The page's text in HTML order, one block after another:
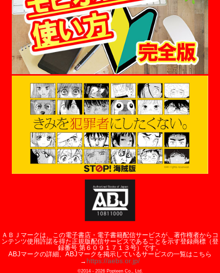
ＡＢＪマークは、この電子書店・電子書籍配信サービスが、著作権者からコ
ンテンツ使用許諾を得た正規版配信サービスであることを示す登録商標（登
録番号 第６０９１７１３号）です。
ABJマークの詳細、ABJマークを掲示しているサービスの一覧はこちら
→ https://aebs.or.jp/
©2014 - 2026Popteen Co., Ltd.